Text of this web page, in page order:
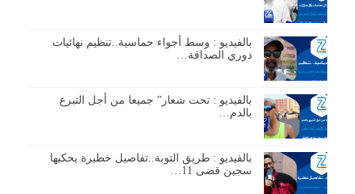
بالفيديو : وسط أجواء حماسية..تنظيم نهائيات
دوري الصداقة…
بالفيديو : تحت شعار” جميعا من أجل التبرع
بالدم…
بالفيديو : طريق التوبة..تفاصيل خطيرة يحكيها
سجين قضى 11…